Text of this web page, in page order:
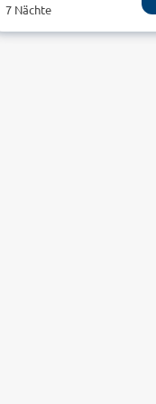
7 Nächte